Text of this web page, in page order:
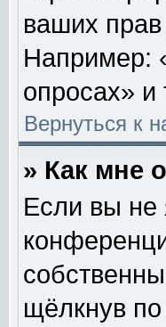
ваших
Например:
опросах» и
Вернуться к
» Как мне
Если вы не
щёлкнув по